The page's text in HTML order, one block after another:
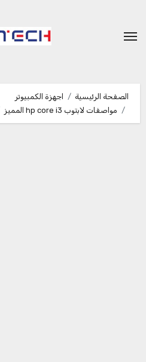
المحتوى
الصفحة الرئيسية
اجهزة الكمبيوتر
مواصفات لابتوب hp core i3 المميز